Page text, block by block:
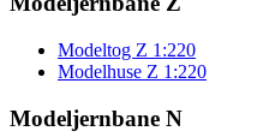
Modeltog Z 1:220
Modelhuse Z 1:220
Modeljernbane N